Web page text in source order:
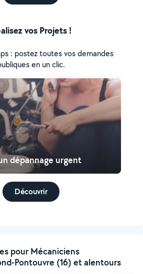
vos Projets !
: postez toutes vos demandes
en un clic.
dépannage urgent
Découvrir
pour Mécaniciens
Pontouvre (16) et alentours